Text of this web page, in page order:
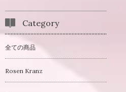
Category
全ての商品
Rosen Kranz